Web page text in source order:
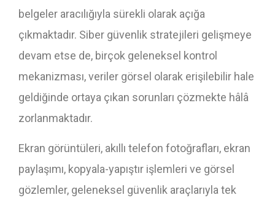
belgeler aracılığıyla sürekli olarak açığa
çıkmaktadır. Siber güvenlik stratejileri gelişmeye
devam etse de, birçok geleneksel kontrol
mekanizması, veriler görsel olarak erişilebilir hale
geldiğinde ortaya çıkan sorunları çözmekte hâlâ
zorlanmaktadır.
Ekran görüntüleri, akıllı telefon fotoğrafları, ekran
paylaşımı, kopyala-yapıştır işlemleri ve görsel
gözlemler, geleneksel güvenlik araçlarıyla tek